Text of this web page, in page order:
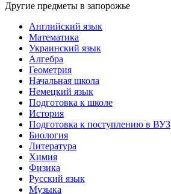
Другие предметы в запорожье
Английский язык
Математика
Украинский язык
Алгебра
Геометрия
Начальная школа
Немецкий язык
Подготовка к школе
История
Подготовка к поступлению в ВУЗ
Биология
Литература
Химия
Физика
Русский язык
Музыка